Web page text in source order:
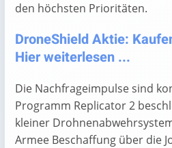
den höchsten Prioritäten.
DroneShield Aktie:
Hier weiterlesen ...
Die Nachfrageimpulse sind
Programm Replicator 2
kleiner
Armee Beschaffung über die